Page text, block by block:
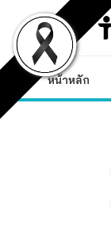
content
หน้าหลัก